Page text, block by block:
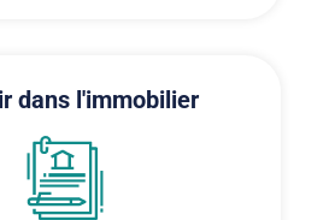
dans l'immobilier